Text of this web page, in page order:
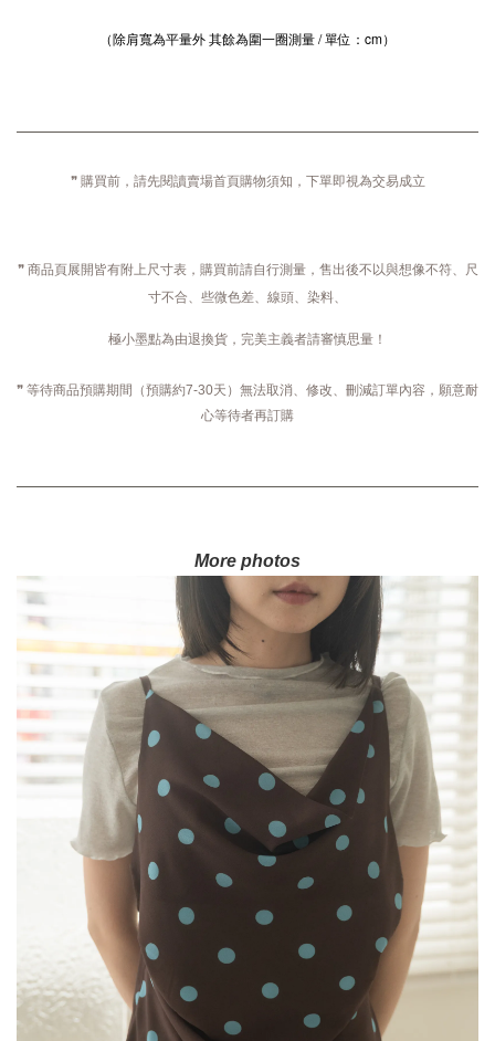
（除肩寬為平量外 其餘為圍一圈測量 / 單位：cm）
❞ 購買前，請先閱讀賣場首頁購物須知，下單即視為交易成立
❞ 商品頁展開皆有附上尺寸表，購買前請自行測量，售出後不以與想像不符、尺
寸不合、些微色差、線頭、染料、
極小墨點為由退換貨，完美主義者請審慎思量！
❞ 等待商品預購期間（預購約7-30天）無法取消、修改、刪減訂單內容，願意耐
心等待者再訂購
More photos